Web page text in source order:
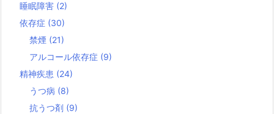
睡眠障害 (2)
依存症 (30)
禁煙 (21)
アルコール依存症 (9)
精神疾患 (24)
うつ病 (8)
抗うつ剤 (9)